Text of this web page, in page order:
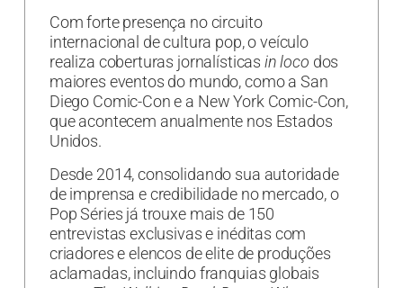
Com forte presença no circuito
internacional de cultura pop, o veículo
realiza coberturas jornalísticas in loco dos
maiores eventos do mundo, como a San
Diego Comic-Con e a New York Comic-Con,
que acontecem anualmente nos Estados
Unidos.
Desde 2014, consolidando sua autoridade
de imprensa e credibilidade no mercado, o
Pop Séries já trouxe mais de 150
entrevistas exclusivas e inéditas com
criadores e elencos de elite de produções
aclamadas, incluindo franquias globais